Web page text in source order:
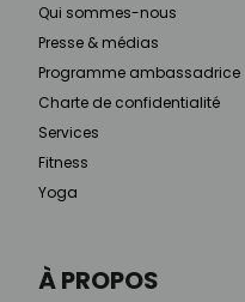
À PROPOS
Qui sommes-nous
Presse & médias
Programme ambassadrice
Charte de confidentialité
Services
Fitness
Yoga